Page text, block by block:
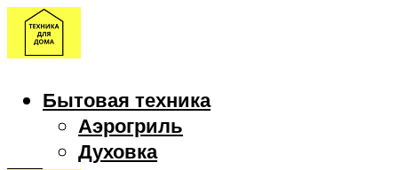
Бытовая техника
Аэрогриль
Духовка